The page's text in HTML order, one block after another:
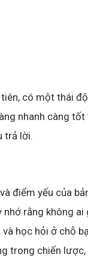
có một thái
nhanh càng
trả lời.
điểm yếu của
rằng không
học hỏi ở chỗ
trong chiến